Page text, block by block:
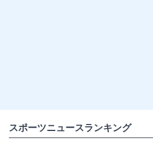
スポーツニュースランキング